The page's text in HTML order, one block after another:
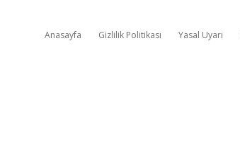
Anasayfa Gizlilik Politikası Yasal Uyarı